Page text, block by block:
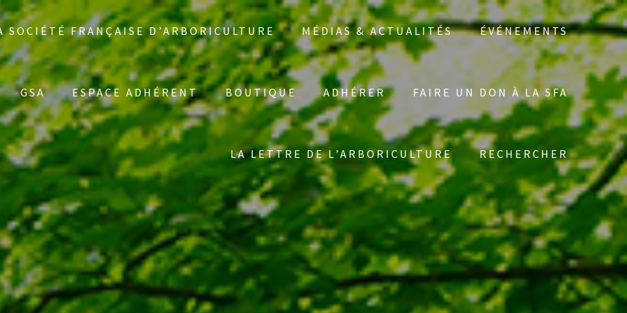
SOCIÉTÉ FRANÇAISE D’ARBORICULTURE MÉDIAS & ACTUALITÉS ÉVÉNEMENTS
GSA ESPACE ADHÉRENT BOUTIQUE ADHÉRER FAIRE UN DON À LA SFA
LA LETTRE DE L’ARBORICULTURE RECHERCHER
Search
for: